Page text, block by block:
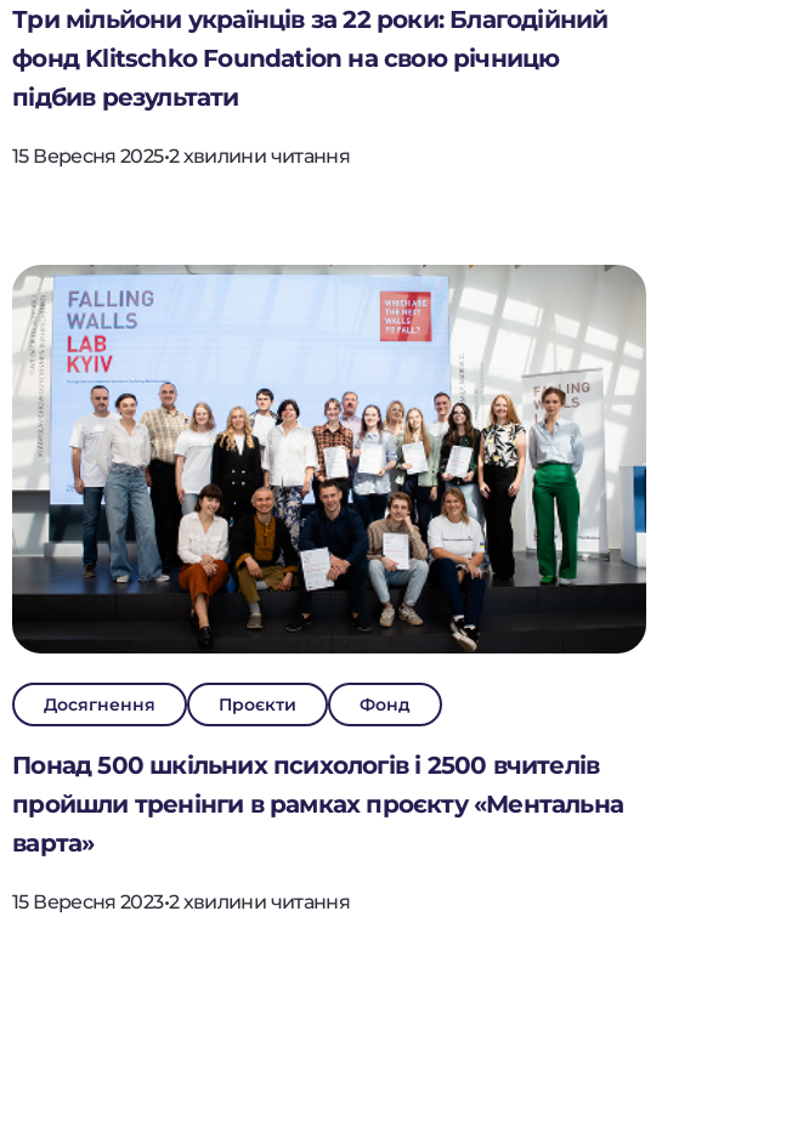
Три мільйони українців за 22 роки: Благодійний
фонд Klitschko Foundation на свою річницю
підбив результати
15 Вересня 2025•2 хвилини читання
Досягнення Проєкти Фонд
Понад 500 шкільних психологів і 2500 вчителів
пройшли тренінги в рамках проєкту «Ментальна
варта»
15 Вересня 2023•2 хвилини читання